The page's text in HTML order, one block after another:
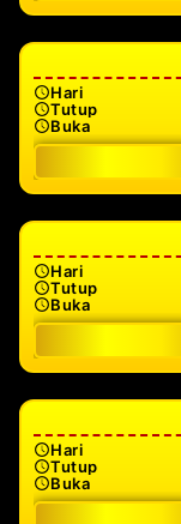
Hari
Tutup
Buka
Hari
Tutup
Buka
Hari
Tutup
Buka